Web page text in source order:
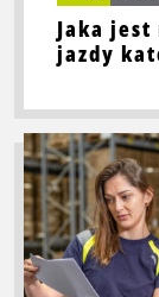
Jaka
jazdy
Przeczytaj
więcej
o
Pracownik
elastyczny
w